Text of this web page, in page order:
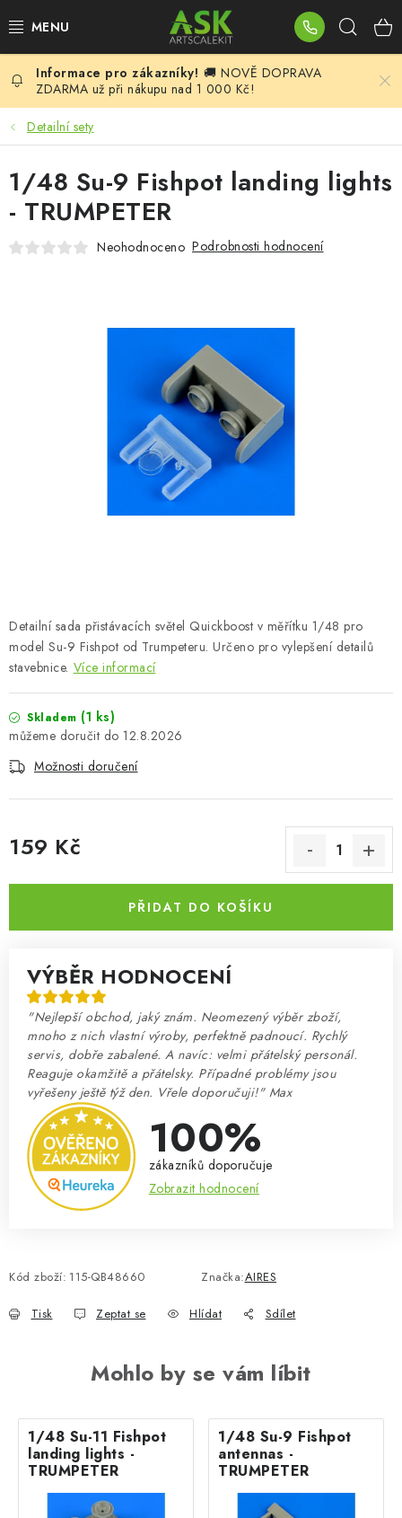
na
BLOG
SUMMER DAYS
WARHAMMER
ASK PRODUKTY
O nás Moje objednávka Kontakty
Doprava a platba
Obchodní podmínky
Podmínky ochrany osobních údajů
Reklamační řád
Velkoobchod (B2B)
Převodník modelářských barev
🚚 NOVĚ DOPRAVA
ZDARMA už při nákupu nad 1 000 Kč!
Detailní sety
Detailní sada přistávacích světel Quickboost v měřítku 1/48 pro
model Su-9 Fishpot od Trumpeteru. Určeno pro vylepšení detailů
stavebnice. Více informací
Skladem (1 ks)
12.8.2026
Možnosti doručení
159 Kč
PŘIDAT DO KOŠÍKU
VÝBĚR HODNOCENÍ
"Nejlepší obchod, jaký znám. Neomezený výběr zboží,
mnoho z nich vlastní výroby, perfektně padnoucí. Rychlý
servis, dobře zabalené. A navíc: velmi přátelský personál.
Reaguje okamžitě a přátelsky. Případné problémy jsou
vyřešeny ještě týž den. Vřele doporučuji!" Max
100%
zákazníků doporučuje
Zobrazit hodnocení
Kód zboží: 115-QB48660 Značka:AIRES
Tisk Zeptat se Hlídat Sdílet
1/48 Su-9 Fishpot landing lights
- TRUMPETER
Neohodnoceno Podrobnosti hodnocení
Mohlo by se vám líbit
1/48 Su-11 Fishpot
landing lights -
TRUMPETER
1/48 Su-9 Fishpot
antennas -
TRUMPETER